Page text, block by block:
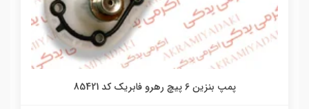
پمپ بنزین 6 پیچ رهرو فابریک کد 85421